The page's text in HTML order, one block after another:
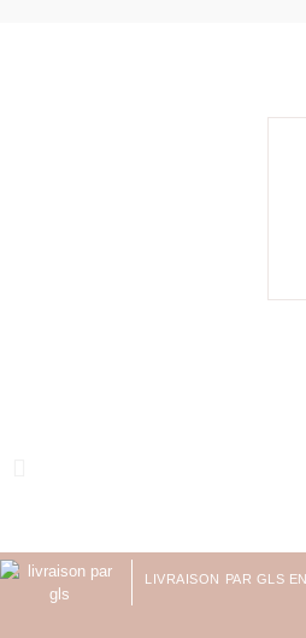
LIVRAISON PAR GLS